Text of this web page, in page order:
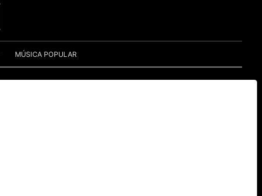
MÚSICA POPULAR